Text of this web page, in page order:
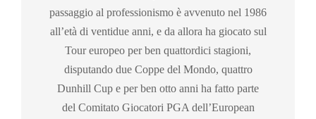
passaggio al professionismo è avvenuto nel 1986
all’età di ventidue anni, e da allora ha giocato sul
Tour europeo per ben quattordici stagioni,
disputando due Coppe del Mondo, quattro
Dunhill Cup e per ben otto anni ha fatto parte
del Comitato Giocatori PGA dell’European